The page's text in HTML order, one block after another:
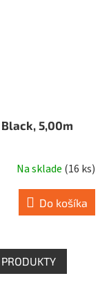
5,00m
Na sklade (16 ks)
Do košíka